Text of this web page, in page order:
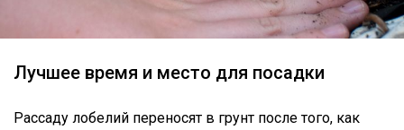
Лучшее время и место для посадки
Рассаду лобелий переносят в грунт после того, как